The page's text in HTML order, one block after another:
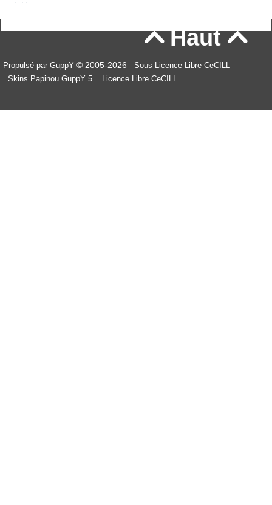
Haut
Propulsé par GuppY © 2005-2026
Sous Licence Libre CeCILL
Skins Papinou GuppY 5
Licence Libre CeCILL